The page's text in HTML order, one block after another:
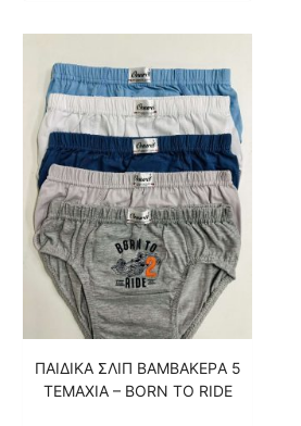
ΠΑΙΔΙΚA ΣΛΙΠ ΒΑΜΒΑΚΕΡA 5
ΤΕΜΑΧΙΑ – BORN TO RIDE